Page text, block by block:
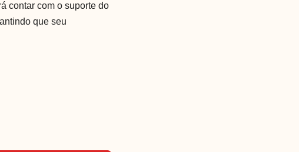
contar com o suporte do
que seu